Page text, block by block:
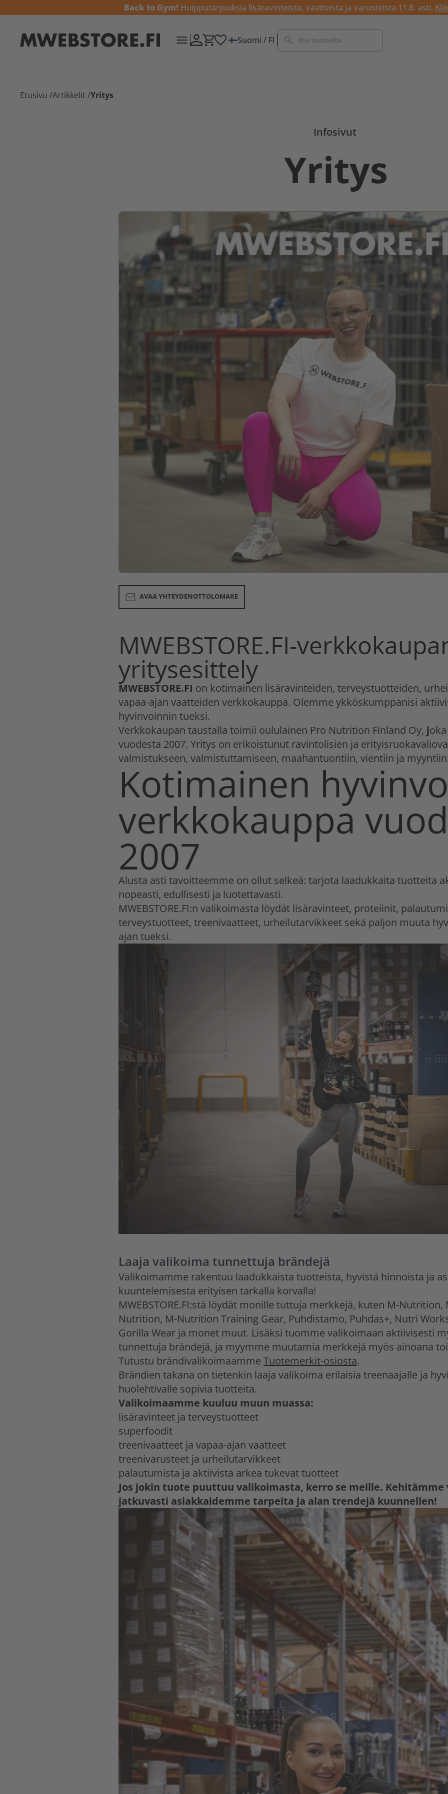
Back to Gym! Huipputarjouksia lisäravinteista, vaatteista ja varusteista 11.8. asti.
Suomi / FI
Etusivu /Artikkelit /Yritys
Infosivut
Yritys
AVAA YHTEYDENOTTOLOMAKE
MWEBSTORE.FI-
yritysesittely
MWEBSTORE.FI on kotimainen lisäravinteiden, terveystuotteiden,
vapaa-ajan vaatteiden verkkokauppa. Olemme ykköskumppanisi
hyvinvoinnin tueksi.
Verkkokaupan taustalla toimii oululainen Pro Nutrition Finland Oy, j
vuodesta 2007. Yritys on erikoistunut ravintolisien ja
valmistukseen, valmistuttamiseen, maahantuontiin, vientiin ja
Kotimainen
verkkokauppa
2007
Alusta asti tavoitteemme on ollut selkeä: tarjota laadukkaita tuotteita
nopeasti, edullisesti ja luotettavasti.
MWEBSTORE.FI:n valikoimasta löydät lisäravinteet, proteiinit,
terveystuotteet, treenivaatteet, urheilutarvikkeet sekä paljon muuta
ajan tueksi.
Laaja valikoima tunnettuja brändejä
Valikoimamme rakentuu laadukkaista tuotteista, hyvistä hinnoista ja
kuuntelemisesta erityisen tarkalla korvalla!
MWEBSTORE.FI:stä löydät monille tuttuja merkkejä, kuten M-
Nutrition, M-Nutrition Training Gear, Puhdistamo, Puhdas+, Nutri
Gorilla Wear ja monet muut. Lisäksi tuomme valikoimaan aktiivisesti
tunnettuja brändejä, ja myymme muutamia merkkejä myös ainoana
Tutustu brändivalikoimaamme Tuotemerkit-osiosta.
Brändien takana on tietenkin laaja valikoima erilaisia treenaajalle ja
huolehtivalle sopivia tuotteita.
Valikoimaamme kuuluu muun muassa:
lisäravinteet ja terveystuotteet
superfoodit
treenivaatteet ja vapaa-ajan vaatteet
treenivarusteet ja urheilutarvikkeet
palautumista ja aktiivista arkea tukevat tuotteet
Jos jokin tuote puuttuu valikoimasta, kerro se meille.
jatkuvasti asiakkaidemme tarpeita ja alan trendejä kuunnellen!